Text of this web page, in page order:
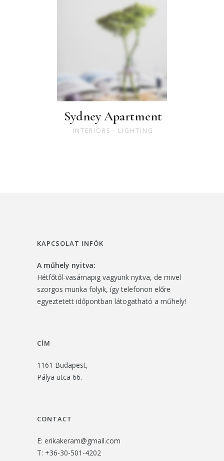
Sydney Apartment
INTERIORS · LIGHTING
KAPCSOLAT INFÓK
A műhely nyitva:
Hétfőtől-vasárnapig vagyunk nyitva, de mivel
szorgos munka folyik, így telefonon előre
egyeztetett időpontban látogatható a műhely!
CÍM
1161 Budapest,
Pálya utca 66.
CONTACT
E: erikakeram@gmail.com
T: +36-30-501-4202